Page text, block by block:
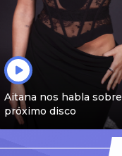
Aitana nos habla
próximo disco